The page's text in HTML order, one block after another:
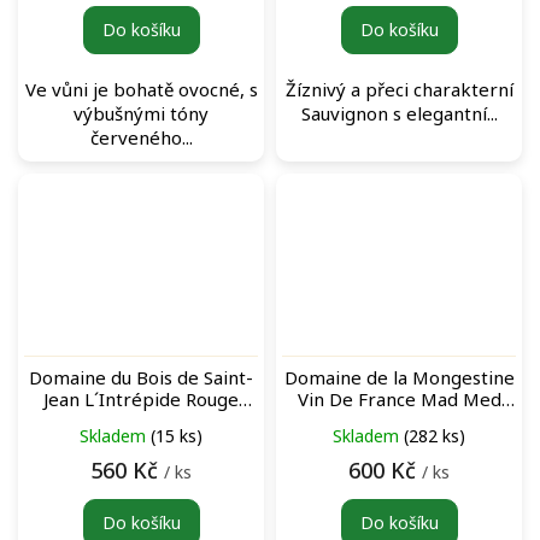
Do košíku
Ve vůni je bohatě ovocné, s
výbušnými tóny
červeného...
Do košíku
Žíznivý a přeci charakterní
Sauvignon s elegantní...
Domaine du Bois de Saint-
Jean L´Intrépide Rouge
Skladem (15 ks)
560 Kč / ks
Do košíku
Domaine de la Mongestine
Vin De France Mad Med
Skladem (282 ks)
600 Kč / ks
Do košíku